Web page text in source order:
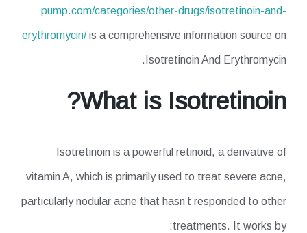
pump.com/categories/other-drugs/isotretinoin-and-
erythromycin/is a comprehensive information source on
Isotretinoin And Erythromycin.
What is Isotretinoin?
Isotretinoin is a powerful retinoid, a derivative of
vitamin A, which is primarily used to treat severe acne,
particularly nodular acne that hasn’t responded to other
treatments. It works by: